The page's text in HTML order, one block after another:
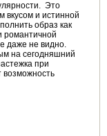
Это
вкусом и истинной
образ как
романтичной
даже не видно.
на сегодняшний
при